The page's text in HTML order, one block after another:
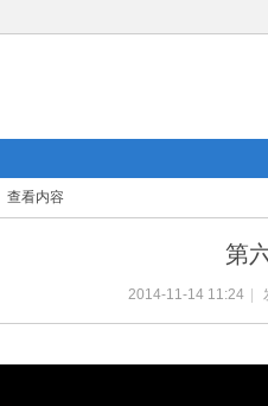
查看内容
第
2014-11-14 11:24